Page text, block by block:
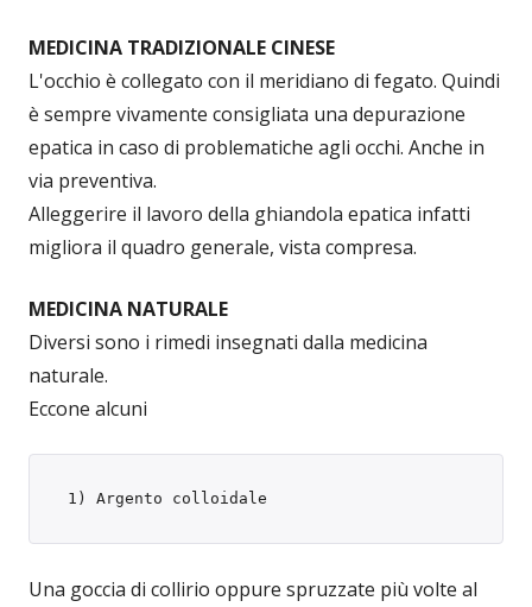
MEDICINA TRADIZIONALE CINESE
L'occhio è collegato con il meridiano di fegato. Quindi
è sempre vivamente consigliata una depurazione
epatica in caso di problematiche agli occhi. Anche in
via preventiva.
Alleggerire il lavoro della ghiandola epatica infatti
migliora il quadro generale, vista compresa.
MEDICINA NATURALE
Diversi sono i rimedi insegnati dalla medicina
naturale.
Eccone alcuni
1) Argento colloidale
Una goccia di collirio oppure spruzzate più volte al